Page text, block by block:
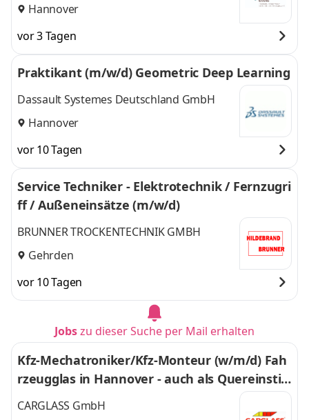
Hannover
vor 3 Tagen
Praktikant (m/w/d) Geometric Deep Learning
Dassault Systemes Deutschland GmbH
Hannover
vor 10 Tagen
Service Techniker - Elektrotechnik / Fernzugri
ff / Außeneinsätze (m/w/d)
BRUNNER TROCKENTECHNIK GMBH
Gehrden
vor 10 Tagen
Jobszu dieser Suche per Mail erhalten
Kfz-Mechatroniker/Kfz-Monteur (w/m/d) Fah
rzeugglas in Hannover - auch als Quereinstie
g - 136
CARGLASS GmbH